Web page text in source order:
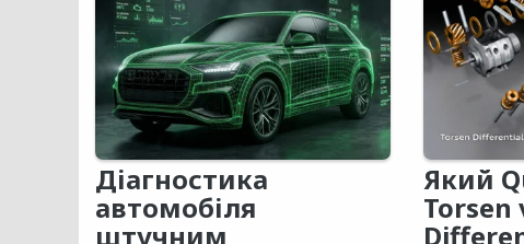
Діагностика
автомобіля
штучним
Який
Torsen